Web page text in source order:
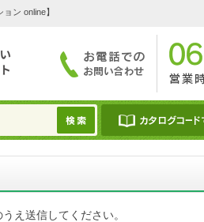
ン online】
え送信してください。